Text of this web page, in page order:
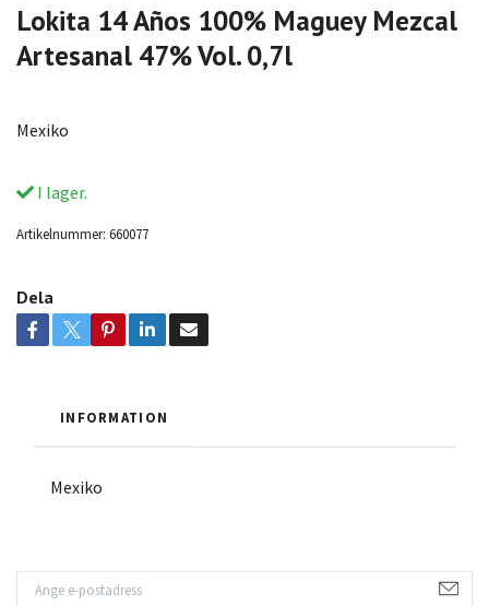
Lokita 14 Años 100% Maguey Mezcal
Artesanal 47% Vol. 0,7l
Mexiko
I lager.
Artikelnummer: 660077
Dela
INFORMATION
Mexiko